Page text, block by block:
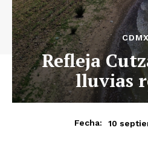
CDMX
Refleja
lluvias
Fecha: 10